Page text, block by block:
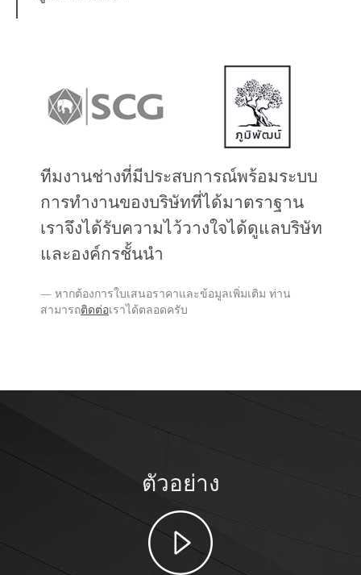
ทีมงานช่างที่มีประสบการณ์พร้อมระบบ
การทำงานของบริษัทที่ได้มาตราฐาน
เราจึงได้รับความไว้วางใจได้ดูแลบริษัท
และองค์กรชั้นนำ
หากต้องการใบเสนอราคาและข้อมูลเพิ่มเติม ท่าน
สามารถติดต่อเราได้ตลอดครับ
ตัวอย่าง